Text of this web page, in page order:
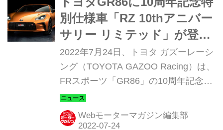
別仕様車「RZ 10thアニバー
サリー リミテッド」が登
場。初代86を思わせる「フ
レイムオレンジ」を採用
2022年7月24日、トヨタ ガズーレーシ
ング（TOYOTA GAZOO Racing）は、
FRスポーツ「GR86」の10周年記念特
別仕様車「RZ 10thアニバーサリー リ
ミテッド （10th Anniversary
Limited）」の発表を行った。ボディカ
Webモーターマガジン編集部